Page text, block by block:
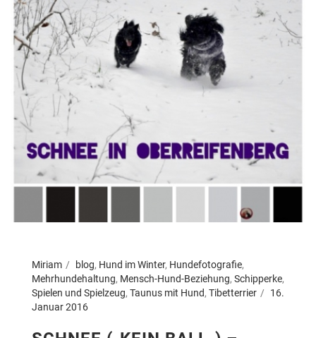
Miriam blog, Hund im Winter, Hundefotografie,
Mehrhundehaltung, Mensch-Hund-Beziehung, Schipperke,
Spielen und Spielzeug, Taunus mit Hund, Tibetterrier
16.
Januar 2016